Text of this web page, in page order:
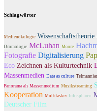
Schlagwörter
Medienökologie Wissenschaftstheorie
Dromologie McLuhan Moore
Fotografie Digitalisierung
Eco Zeichnen als Kulturtechnik
Massenmedien Data as culture
Panorama als Massenmedium Musikstreaming
Kooperation Multitasker Infosphären
Deutscher Film